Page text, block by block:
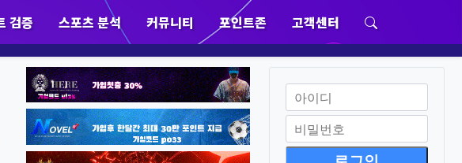
검증
하위분류
스포츠 분석
하위분류
커뮤니티
하위분류
포인트존
하위분류
고객센터
하위분류
림이 없습니다.